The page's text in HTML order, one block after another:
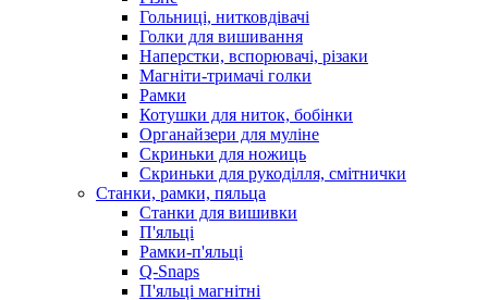
Гольниці, нитковдівачі
Голки для вишивання
Наперстки, вспорювачі, різаки
Магніти-тримачі голки
Рамки
Котушки для ниток, бобінки
Органайзери для муліне
Скриньки для ножиць
Скриньки для рукоділля, смітнички
Станки, рамки, пяльца
Станки для вишивки
П'яльці
Рамки-п'яльці
Q-Snaps
П'яльці магнітні